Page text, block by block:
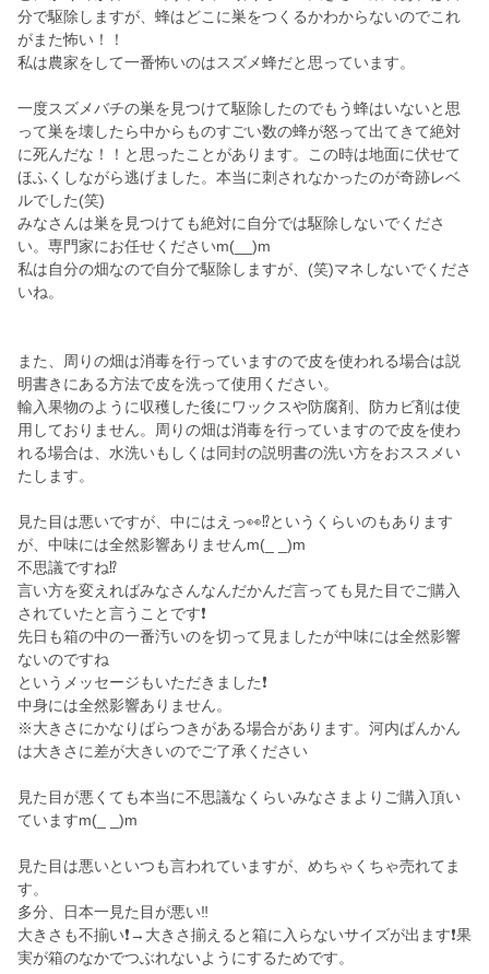
分で駆除しますが、蜂はどこに巣をつくるかわからないのでこれ
がまた怖い！！
私は農家をして一番怖いのはスズメ蜂だと思っています。
一度スズメバチの巣を見つけて駆除したのでもう蜂はいないと思
って巣を壊したら中からものすごい数の蜂が怒って出てきて絶対
に死んだな！！と思ったことがあります。この時は地面に伏せて
ほふくしながら逃げました。本当に刺されなかったのが奇跡レベ
ルでした(笑)
みなさんは巣を見つけても絶対に自分では駆除しないでくださ
い。専門家にお任せくださいm(__)m
私は自分の畑なので自分で駆除しますが、(笑)マネしないでくださ
いね。
また、周りの畑は消毒を行っていますので皮を使われる場合は説
明書きにある方法で皮を洗って使用ください。
輸入果物のように収穫した後にワックスや防腐剤、防カビ剤は使
用しておりません。周りの畑は消毒を行っていますので皮を使わ
れる場合は、水洗いもしくは同封の説明書の洗い方をおススメい
たします。
見た目は悪いですが、中にはえっ👀⁉️というくらいのもあります
が、中味には全然影響ありませんm(_ _)m
不思議ですね⁉️
言い方を変えればみなさんなんだかんだ言っても見た目でご購入
されていたと言うことです❗
先日も箱の中の一番汚いのを切って見ましたが中味には全然影響
ないのですね
というメッセージもいただきました❗
中身には全然影響ありません。
※大きさにかなりばらつきがある場合があります。河内ばんかん
は大きさに差が大きいのでご了承ください
見た目が悪くても本当に不思議なくらいみなさまよりご購入頂い
ていますm(_ _)m
見た目は悪いといつも言われていますが、めちゃくちゃ売れてま
す。
多分、日本一見た目が悪い‼️
大きさも不揃い❗→大きさ揃えると箱に入らないサイズが出ます❗果
実が箱のなかでつぶれないようにするためです。